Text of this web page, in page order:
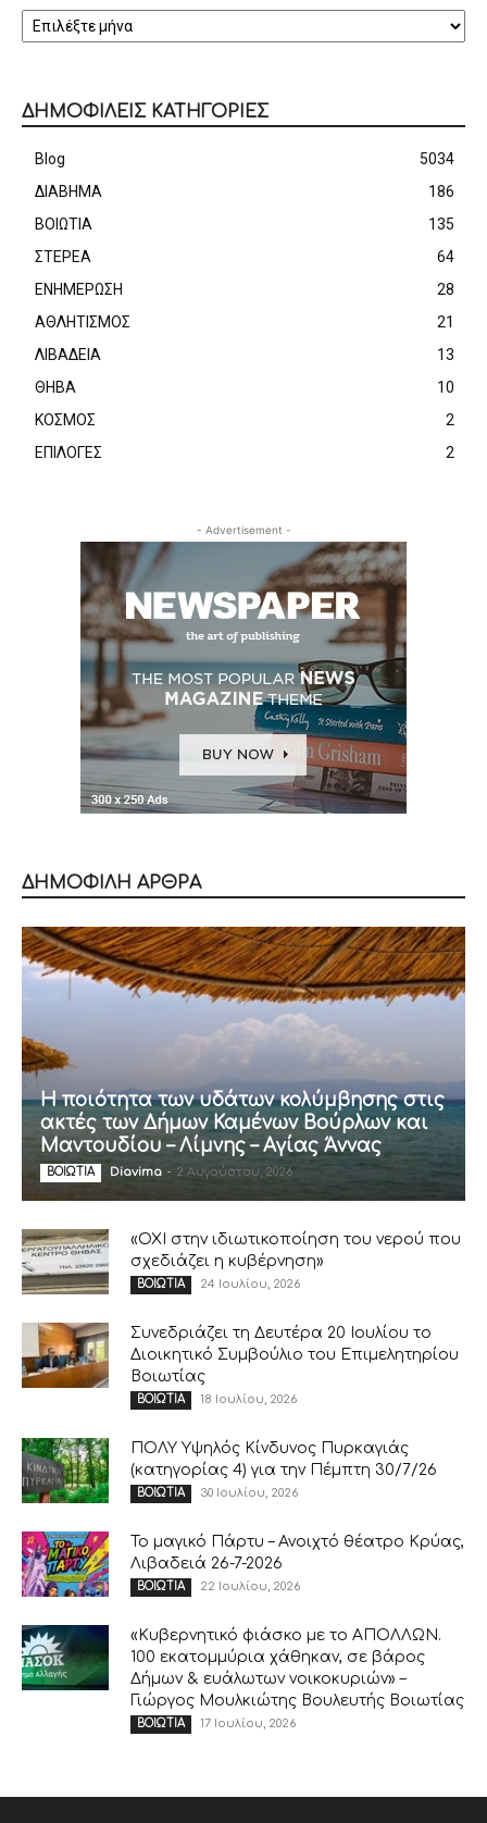
ΑΡΧΕΙΟ
ΔΗΜΟΦΙΛΕΙΣ ΚΑΤΗΓΟΡΙΕΣ
Blog
5034
ΔΙΑΒΗΜΑ
186
ΒΟΙΩΤΙΑ
135
ΣΤΕΡΕΑ
64
ΕΝΗΜΕΡΩΣΗ
28
ΑΘΛΗΤΙΣΜΟΣ
21
ΛΙΒΑΔΕΙΑ
13
ΘΗΒΑ
10
ΚΟΣΜΟΣ
2
ΕΠΙΛΟΓΕΣ
2
- Advertisement -
ΔΗΜΟΦΙΛΗ ΑΡΘΡΑ
Η ποιότητα των υδάτων κολύμβησης στις
ακτές των Δήμων Καμένων Βούρλων και
Μαντουδίου – Λίμνης – Αγίας Άννας
ΒΟΙΩΤΙΑ Diavima - 2 Αυγούστου, 2026
«ΟΧΙ στην ιδιωτικοποίηση του νερού που
σχεδιάζει η κυβέρνηση»
ΒΟΙΩΤΙΑ 24 Ιουλίου, 2026
Συνεδριάζει τη Δευτέρα 20 Ιουλίου το
Διοικητικό Συμβούλιο του Επιμελητηρίου
Βοιωτίας
ΒΟΙΩΤΙΑ 18 Ιουλίου, 2026
ΠΟΛΥ Υψηλός Κίνδυνος Πυρκαγιάς
(κατηγορίας 4) για την Πέμπτη 30/7/26
ΒΟΙΩΤΙΑ 30 Ιουλίου, 2026
Το μαγικό Πάρτυ – Ανοιχτό θέατρο Κρύας,
Λιβαδειά 26-7-2026
ΒΟΙΩΤΙΑ 22 Ιουλίου, 2026
«Κυβερνητικό φιάσκο με το ΑΠΟΛΛΩΝ.
100 εκατομμύρια χάθηκαν, σε βάρος
Δήμων & ευάλωτων νοικοκυριών» –
Γιώργος Μουλκιώτης Βουλευτής Βοιωτίας
ΒΟΙΩΤΙΑ 17 Ιουλίου, 2026